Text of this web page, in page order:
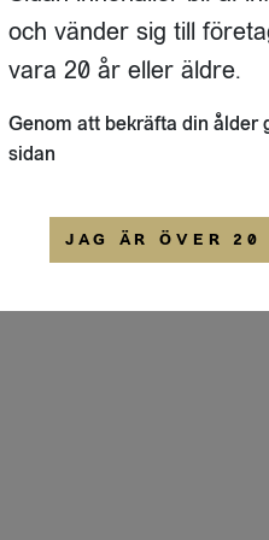
och vänder sig till
vara 20 år eller äldre.
Genom att bekräfta din ålder
sidan
JAG ÄR ÖVER 20